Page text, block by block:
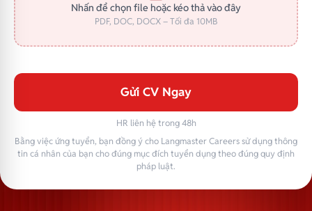
Nhấn để chọn file hoặc kéo thả vào đây
PDF, DOC, DOCX – Tối đa 10MB
Gửi CV Ngay
HR liên hệ trong 48h
Bằng việc ứng tuyển, bạn đồng ý cho Langmaster Careers sử dụng thông
tin cá nhân của bạn cho đúng mục đích tuyển dụng theo đúng quy định
pháp luật.